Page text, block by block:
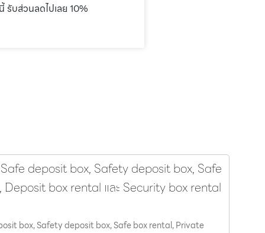
รับส่วนลดไปเลย 10%
deposit box, Safety deposit box, Safe
box rental และ Security box rental
box, Safety deposit box, Safe box rental, Private